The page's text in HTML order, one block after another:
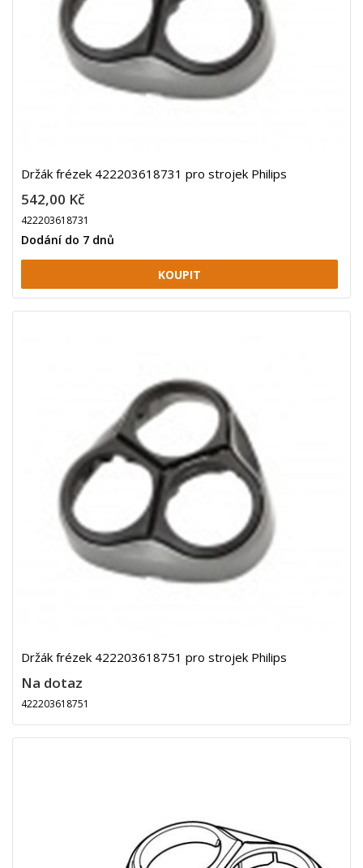
Držák frézek 422203618731 pro strojek Philips
542,00 Kč
422203618731
Dodání do 7 dnů
Držák frézek 422203618751 pro strojek Philips
Na dotaz
422203618751